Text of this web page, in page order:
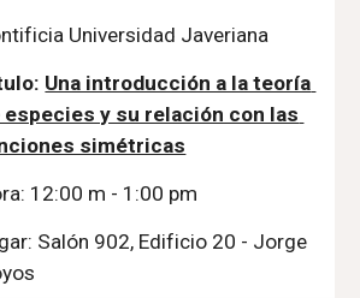
Universidad Javeriana
Una introducción a la teoría
especies y su relación con las
simétricas
12:00 m - 1:00 pm
Salón 902, Edificio 20 - Jorge